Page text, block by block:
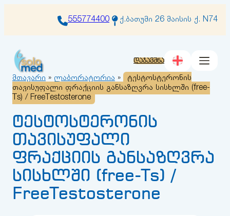
555774400 ქ.ბათუმი 26 მაისის ქ. N74
დაჯავშნა
მთავარი » ლაბორატორია »
ტესტოსტერონის
თავისუფალი ფრაქციის განსაზღვრა სისხლში (free-
Ts) / FreeTestosterone
ტესტოსტერონის
თავისუფალი
ფრაქციის განსაზღვრა
სისხლში (free-Ts) /
FreeTestosterone